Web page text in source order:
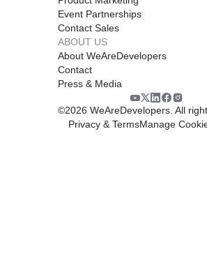
Event Partnerships
Contact Sales
ABOUT US
About WeAreDevelopers
Contact
Press & Media
©2026 WeAreDevelopers. All
Privacy & TermsManage